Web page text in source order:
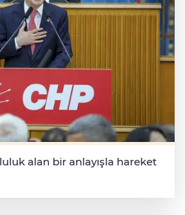
alan bir anlayışla hareket